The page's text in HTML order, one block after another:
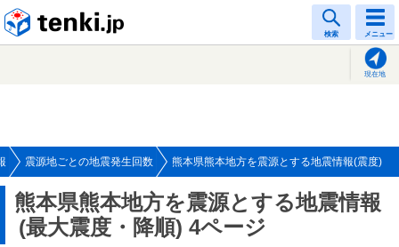
検索 メニュー
現在地
震源地ごとの地震発生回数 熊本県熊本地方を震源とする地震情報(震度)
熊本県熊本地方を震源とする地震情報
(最大震度・降順) 4ページ